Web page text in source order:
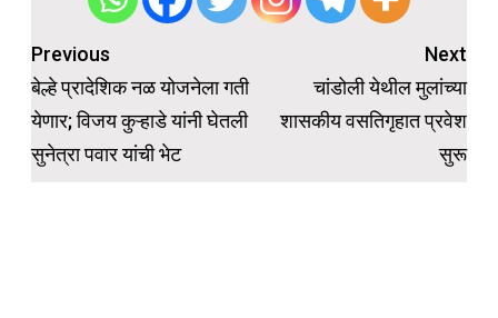
Post
navigation
Previous
बेल्हे प्रादेशिक नळ योजनेला गती
येणार; विजय कुऱ्हाडे यांनी घेतली
सुनेत्रा पवार यांची भेट
Next
चांडोली येथील मुलांच्या
शासकीय वसतिगृहात प्रवेश
सुरू